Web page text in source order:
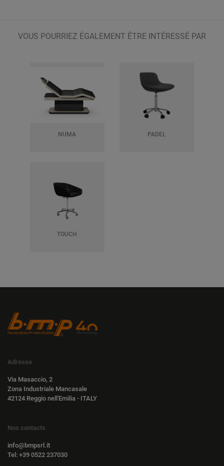
VOUS POURRIEZ ÉGALEMENT ÊTRE INTÉRESSÉ PAR
NUMA PADEL
TOUCH
Adresse
Via Masaccio, 2
Zona Industriale Mancasale
42124 Reggio nell'Emilia - ITALY
Nos contacts
info@bmpsrl.it
Tel: +39 0522 237030